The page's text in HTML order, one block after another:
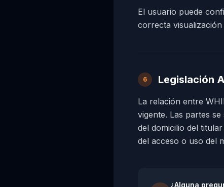
El usuario puede
correcta visualización
6 Legislación
La relación entre
vigente. Las partes
del domicilio del
del acceso o uso del
¿Alguna